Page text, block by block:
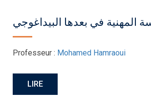
المهنية في بعدها البيداغوجي
Professeur : Mohamed Hamraoui
LIRE